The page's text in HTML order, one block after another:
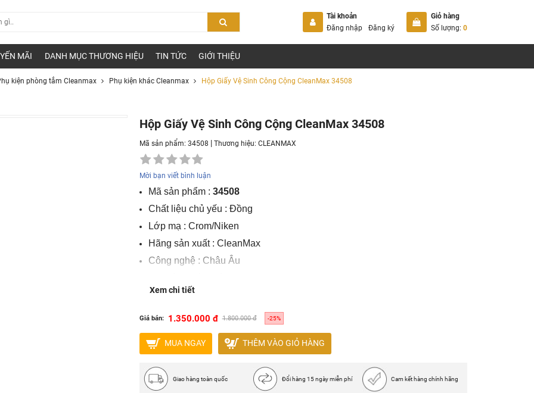
Tài khoản
Đăng nhập
Đăng ký
Giỏ hàng
Số lượng: 0
MÃI DANH MỤC THƯƠNG HIỆU TIN TỨC GIỚI THIỆU
kiện phòng tắm Cleanmax Phụ kiện khác Cleanmax Hộp Giấy Vệ Sinh Công Cộng CleanMax 34508
Hộp Giấy Vệ Sinh Công Cộng CleanMax 34508
Mã sản phẩm: 34508 |Thương hiệu:CLEANMAX
Mời bạn viết bình luận
Mã sản phẩm :34508
Chất liệu chủ yếu : Đồng
Lớp mạ : Crom/Niken
Hãng sản xuất : CleanMax
Công nghệ : Châu Âu
Bảo hành 5 năm.
Xem chi tiết
Giá bán: 1.350.000 đ 1.800.000 đ -25%
MUA NGAY THÊM VÀO GIỎ HÀNG
Giao hàng toàn quốc Đổi hàng 15 ngày miễn phí Cam kết hàng chính hãng